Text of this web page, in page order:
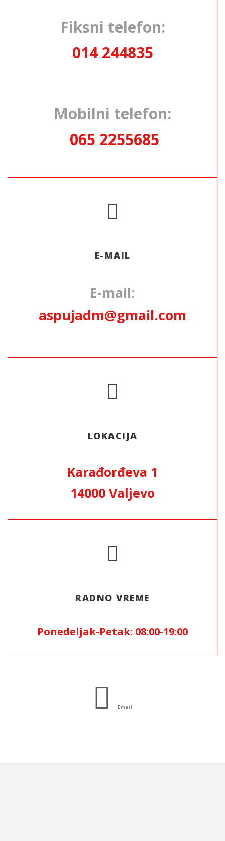
Fiksni telefon:
014 244835
Mobilni telefon:
065 2255685
E-MAIL
E-mail:
aspujadm@gmail.com
LOKACIJA
Karađorđeva 1
14000 Valjevo
RADNO VREME
Ponedeljak-Petak: 08:00-19:00
Email